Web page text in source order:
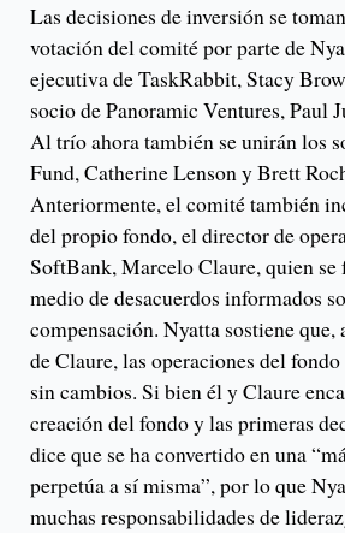
Las decisiones de inversión se
votación del comité por parte de
ejecutiva de TaskRabbit, Stacy
socio de Panoramic Ventures, Paul
Al trío ahora también se unirán los
Fund, Catherine Lenson y Brett
Anteriormente, el comité también
del propio fondo, el director de
SoftBank, Marcelo Claure, quien se
medio de desacuerdos informados
compensación. Nyatta sostiene que,
de Claure, las operaciones del
sin cambios. Si bien él y Claure
creación del fondo y las primeras
dice que se ha convertido en una
perpetúa a sí misma”, por lo que
muchas responsabilidades de